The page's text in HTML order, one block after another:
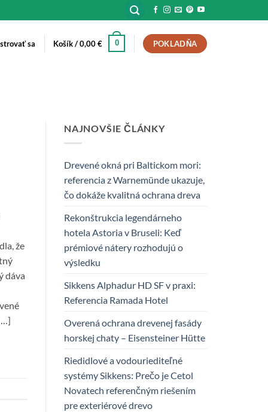
sa Košík /0,00€ 0 POKLADŇA
že
dáva
NAJNOVŠIE ČLÁNKY
Drevené okná pri Baltickom mori:
referencia z Warnemünde ukazuje,
čo dokáže kvalitná ochrana dreva
Rekonštrukcia legendárneho
hotela Astoria v Bruseli: Keď
prémiové nátery rozhodujú o
výsledku
Sikkens Alphadur HD SF v praxi:
Referencia Ramada Hotel
Overená ochrana drevenej fasády
horskej chaty – Eisensteiner Hütte
Riedidlové a vodouriediteľné
systémy Sikkens: Prečo je Cetol
Novatech referenčným riešením
pre exteriérové drevo